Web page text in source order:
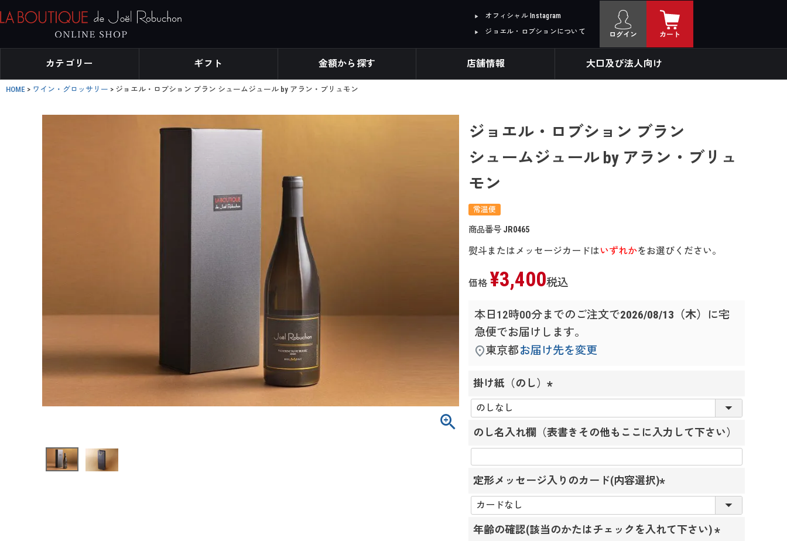
オフィシャル Instagram
ジョエル・ロブションについて
ログイン カート
カテゴリー ギフト 金額から探す 店舗情報 大口及び法人向け
HOME ワイン・グロッサリー ジョエル・ロブション ブラン シュームジュール by アラン・ブリュモン
ジョエル・ロブション ブラン
シュームジュール by アラン・ブリュ
モン
常温便
商品番号 JR0465
熨斗またはメッセージカードはいずれかをお選びください。
価格 ¥3,400税込
本日12時00分までのご注文で2026/08/13（木） に宅
急便でお届けします。
東京都お届け先を変更
掛け紙（のし）
必
須
のし名入れ欄（表書きその他もここに入力して下さい）
定形メッセージ入りのカード(内容選択)
必
須
年齢の確認(該当のかたはチェックを入れて下さい)